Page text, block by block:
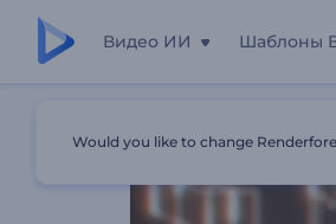
Видео ИИ Шаблоны
Would you like to change